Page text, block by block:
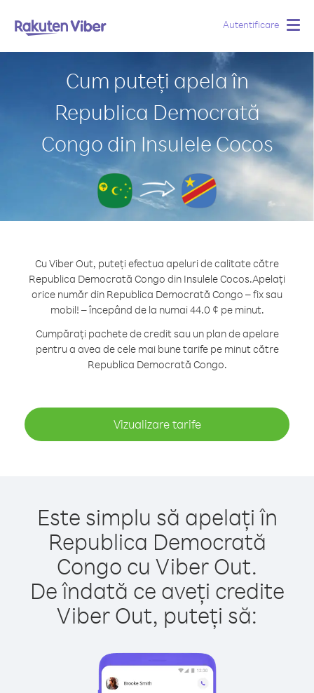
Autentificare
Cum puteți apela în
Republica Democrată
Congo din Insulele Cocos
Cu Viber Out, puteți efectua apeluri de calitate către
Republica Democrată Congo din Insulele Cocos.Apelați
orice număr din Republica Democrată Congo – fix sau
mobil! – începând de la numai 44.0 ¢ pe minut.
Cumpărați pachete de credit sau un plan de apelare
pentru a avea de cele mai bune tarife pe minut către
Republica Democrată Congo.
Vizualizare tarife
Este simplu să apelați în
Republica Democrată
Congo cu Viber Out.
De îndată ce aveți credite
Viber Out, puteți să: